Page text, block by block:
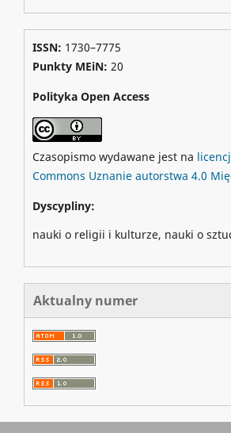
ISSN: 1730–7775
Punkty MEiN: 20
Polityka Open Access
Czasopismo wydawane jest na
Commons Uznanie autorstwa 4.0
Dyscypliny:
nauki o religii i kulturze, nauki o
Aktualny numer